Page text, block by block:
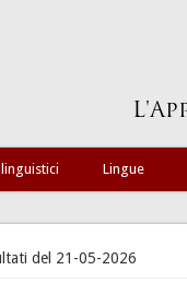
Lingue
del 21-05-2026